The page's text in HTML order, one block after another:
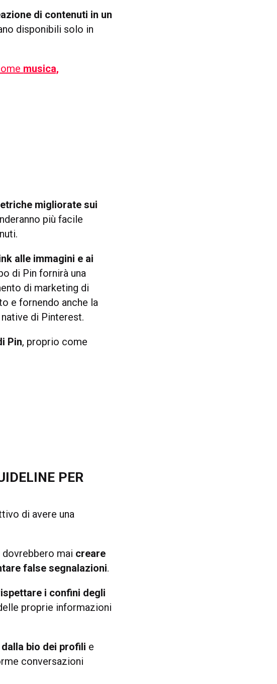
di contenuti in un
disponibili solo in
musica,
migliorate sui
più facile
alle immagini e ai
di Pin fornirà una
di marketing di
e fornendo anche la
di Pinterest.
Pin, proprio come
PER
di avere una
mai creare
false segnalazioni.
i confini degli
proprie informazioni
bio dei profili e
conversazioni